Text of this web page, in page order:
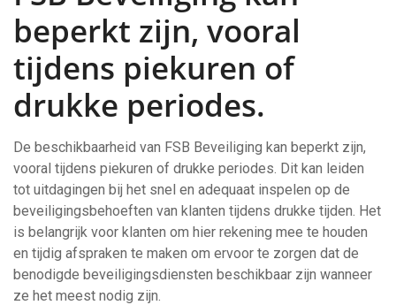
beperkt zijn, vooral
tijdens piekuren of
drukke periodes.
De beschikbaarheid van FSB Beveiliging kan beperkt zijn,
vooral tijdens piekuren of drukke periodes. Dit kan leiden
tot uitdagingen bij het snel en adequaat inspelen op de
beveiligingsbehoeften van klanten tijdens drukke tijden. Het
is belangrijk voor klanten om hier rekening mee te houden
en tijdig afspraken te maken om ervoor te zorgen dat de
benodigde beveiligingsdiensten beschikbaar zijn wanneer
ze het meest nodig zijn.